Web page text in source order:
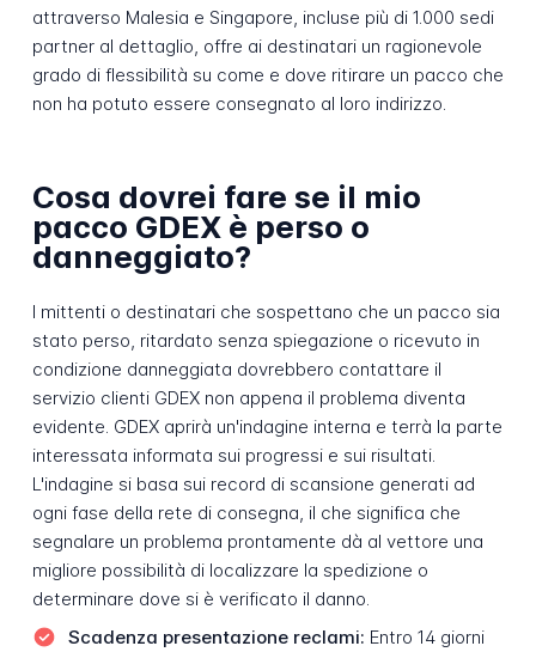
attraverso Malesia e Singapore, incluse più di 1.000 sedi
partner al dettaglio, offre ai destinatari un ragionevole
grado di flessibilità su come e dove ritirare un pacco che
non ha potuto essere consegnato al loro indirizzo.
Cosa dovrei fare se il mio
pacco GDEX è perso o
danneggiato?
I mittenti o destinatari che sospettano che un pacco sia
stato perso, ritardato senza spiegazione o ricevuto in
condizione danneggiata dovrebbero contattare il
servizio clienti GDEX non appena il problema diventa
evidente. GDEX aprirà un'indagine interna e terrà la parte
interessata informata sui progressi e sui risultati.
L'indagine si basa sui record di scansione generati ad
ogni fase della rete di consegna, il che significa che
segnalare un problema prontamente dà al vettore una
migliore possibilità di localizzare la spedizione o
determinare dove si è verificato il danno.
Scadenza presentazione reclami: Entro 14 giorni